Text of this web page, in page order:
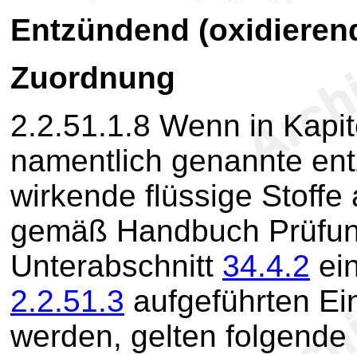
Entzündend
Zuordnung
2.2.51.1.8 Wenn in
namentlich genannte
wirkende flüssige Stoffe
gemäß Handbuch
Unterabschnitt 34.4.2
2.2.51.3 aufgeführten
werden, gelten folgende